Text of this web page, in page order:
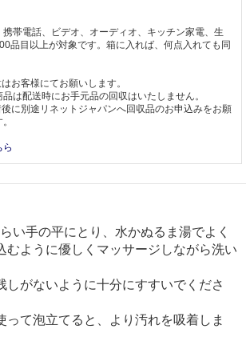
携帯電話、ビデオ、オーディオ、キッチン家電、生
品目以上が対象です。箱に入れば、何点入れても同
お客様にてお願いします。
は配送時にお手元品の回収はいたしません。
に別途リネットジャパンへ回収品のお申込みをお願
ら
い手の平にとり、水かぬるま湯でよく
むように優しくマッサージしながら洗い
しがないように十分にすすいでくださ
って泡立てると、より汚れを吸着しま